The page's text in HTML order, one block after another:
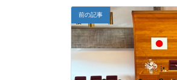
前の記事